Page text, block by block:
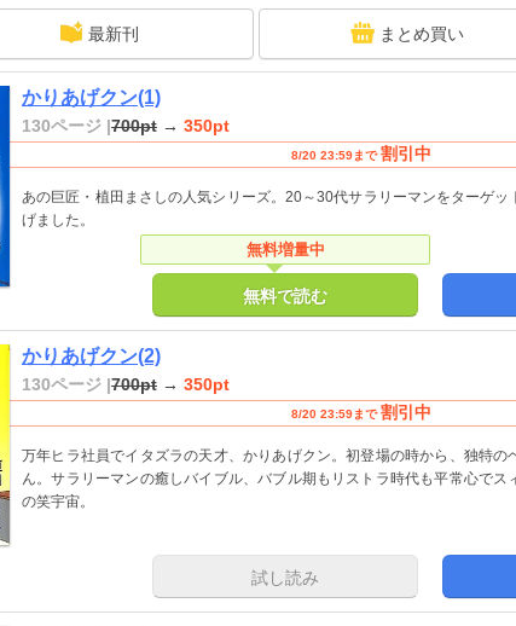
最新刊 まとめ買い
かりあげクン(1)
130ページ |700pt → 350pt
8/20 23:59まで 割引中
あの巨匠・植田まさしの人気シリーズ。20～30代サラリーマンをターゲッ
げました。
無料増量中
無料で読む
かりあげクン(2)
130ページ |700pt → 350pt
8/20 23:59まで 割引中
万年ヒラ社員でイタズラの天才、かりあげクン。初登場の時から、独特の
ん。サラリーマンの癒しバイブル、バブル期もリストラ時代も平常心でス
の笑宇宙。
試し読み